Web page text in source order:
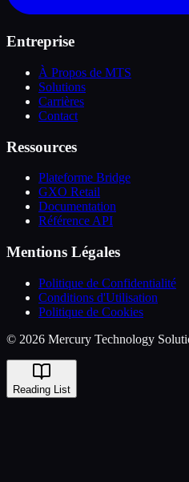
Entreprise
À Propos de MTS
Solutions
Carrières
Contact
Ressources
Plateforme Bridge
GXO Retail
Documentation
Référence API
Mentions Légales
Politique de Confidentialité
Conditions d'Utilisation
Politique de Cookies
© 2026 Mercury Technology
Reading List